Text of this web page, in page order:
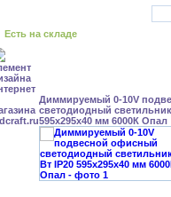
Есть на складе
Диммируемый 0-10V
светодиодный
595x295x40 мм 6000К Опал